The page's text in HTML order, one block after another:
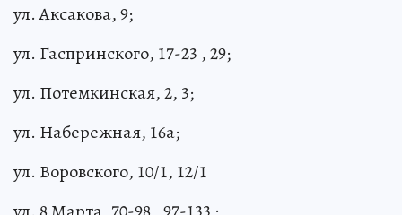
ул. Аксакова, 9;
ул. Гаспринского, 17-23 , 29;
ул. Потемкинская, 2, 3;
ул. Набережная, 16а;
ул. Воровского, 10/1, 12/1